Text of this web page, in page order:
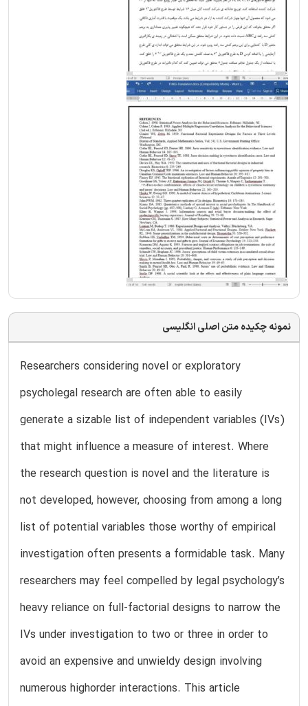
نمونه چکیده متن اصلی انگلیسی
Researchers considering novel or exploratory
psycholegal research are often able to easily
generate a sizable list of independent variables (IVs)
that might influence a measure of interest. Where
the research question is novel and the literature is
not developed, however, choosing from among a long
list of potential variables those worthy of empirical
investigation often presents a formidable task. Many
researchers may feel compelled by legal psychology’s
heavy reliance on full-factorial designs to narrow the
IVs under investigation to two or three in order to
avoid an expensive and unwieldy design involving
numerous highorder interactions. This article